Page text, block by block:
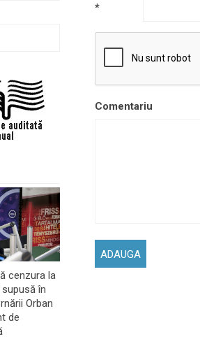
cenzura la
în
Orban
de
*
Comentariu